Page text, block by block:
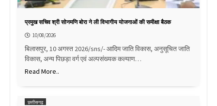
प्रमुख सचिव श्री सोनमणि बोरा ने ली विभागीय योजनाओं की समीक्षा बैठक
10/08/2026
बिलासपुर, 10 अगस्त 2026/sns/- आदिम जाति विकास, अनुसूचित जाति
विकास, अन्य पिछड़ा वर्ग एवं अल्पसंख्यक कल्याण…
Read More..
छत्तीसगढ़